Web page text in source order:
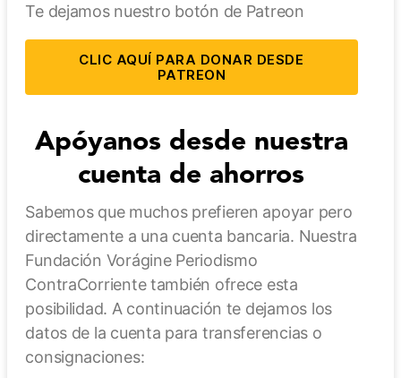
Te dejamos nuestro botón de Patreon
CLIC AQUÍ PARA DONAR DESDE
PATREON
Apóyanos desde nuestra
cuenta de ahorros
Sabemos que muchos prefieren apoyar pero
directamente a una cuenta bancaria. Nuestra
Fundación Vorágine Periodismo
ContraCorriente también ofrece esta
posibilidad. A continuación te dejamos los
datos de la cuenta para transferencias o
consignaciones: